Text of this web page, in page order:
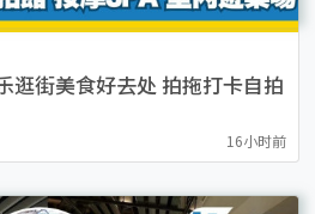
逛街美食好去处 拍拖打卡自拍
16小时前